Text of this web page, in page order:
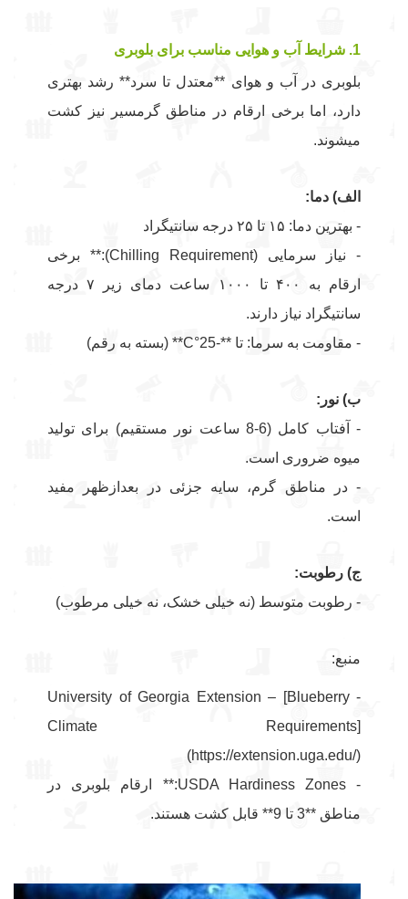
1. شرایط آب و هوایی مناسب برای بلوبری
بلوبری در آب و هوای **معتدل تا سرد** رشد بهتری
دارد، اما برخی ارقام در مناطق گرمسیر نیز کشت
میشوند.
الف) دما:
- بهترین دما: ۱۵ تا ۲۵ درجه سانتیگراد
- نیاز سرمایی (Chilling Requirement):** برخی
ارقام به ۴۰۰ تا ۱۰۰۰ ساعت دمای زیر ۷ درجه
سانتیگراد نیاز دارند.
- مقاومت به سرما: تا **-25°C** (بسته به رقم)
ب) نور:
- آفتاب کامل (6-8 ساعت نور مستقیم) برای تولید
میوه ضروری است.
- در مناطق گرم، سایه جزئی در بعدازظهر مفید
است.
ج) رطوبت:
- رطوبت متوسط (نه خیلی خشک، نه خیلی مرطوب)
منبع:
- University of Georgia Extension – [Blueberry
Climate Requirements]
(https://extension.uga.edu/)
- USDA Hardiness Zones:** ارقام بلوبری در
مناطق **3 تا 9** قابل کشت هستند.